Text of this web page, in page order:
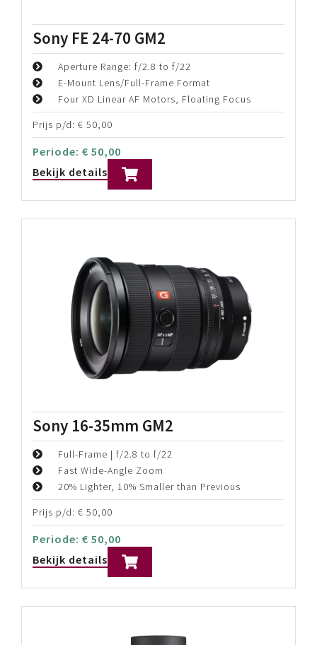
Sony FE 24-70 GM2
Aperture Range: f/2.8 to f/22
E-Mount Lens/Full-Frame Format
Four XD Linear AF Motors, Floating Focus
Prijs p/d: € 50,00
Periode: € 50,00
Bekijk details
Sony 16-35mm GM2
Full-Frame | f/2.8 to f/22
Fast Wide-Angle Zoom
20% Lighter, 10% Smaller than Previous
Prijs p/d: € 50,00
Periode: € 50,00
Bekijk details